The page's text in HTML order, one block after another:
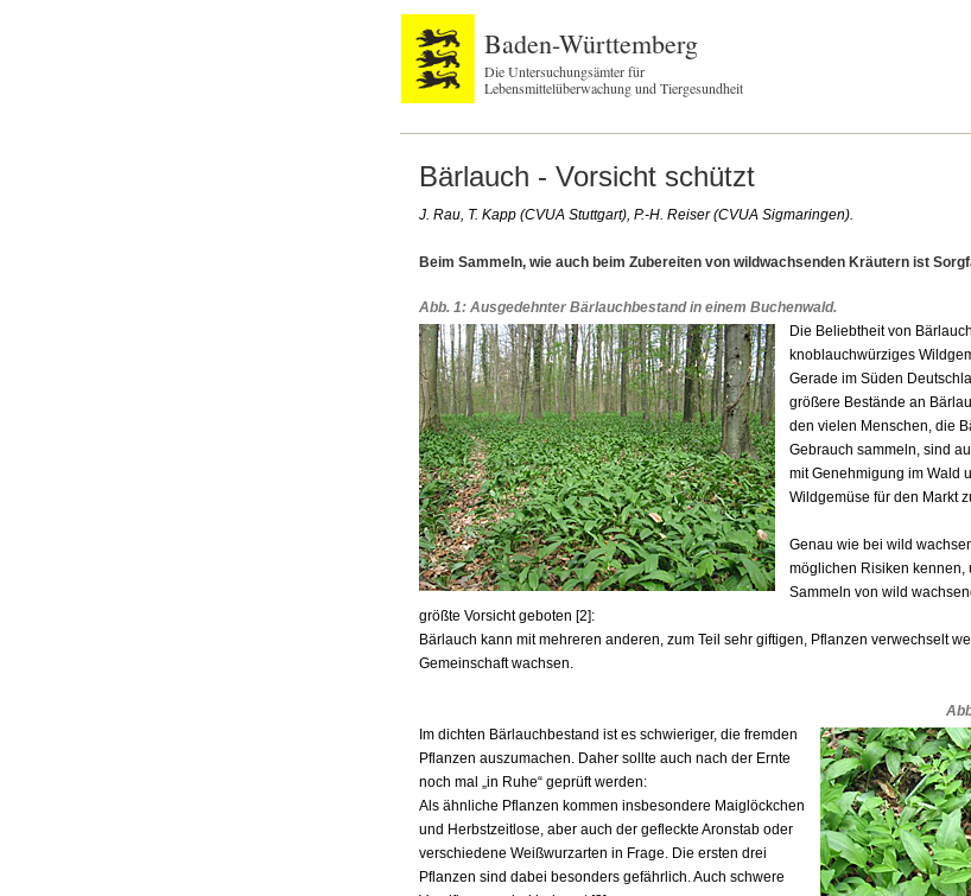
Baden-Württemberg
Die Untersuchungsämter für
Lebensmittelüberwachung und Tiergesundheit
Bärlauch - Vorsicht schützt
J. Rau, T. Kapp (CVUA Stuttgart), P.-H. Reiser (CVUA Sigmaringen).
Beim Sammeln, wie auch beim Zubereiten von wildwachsenden Kräutern ist
Abb. 1: Ausgedehnter Bärlauchbestand in einem Buchenwald.
Die Beliebtheit von
knoblauchwürziges
Gerade im Süden
größere Bestände an
den vielen Menschen, die
Gebrauch sammeln, sind
mit Genehmigung im Wald
Wildgemüse für den Markt
Genau wie bei wild
möglichen Risiken kennen,
Sammeln von wild
größte Vorsicht geboten [2]:
Bärlauch kann mit mehreren anderen, zum Teil sehr giftigen, Pflanzen verwechselt
Gemeinschaft wachsen.
Im dichten Bärlauchbestand ist es schwieriger, die fremden
Pflanzen auszumachen. Daher sollte auch nach der Ernte
noch mal „in Ruhe“ geprüft werden:
Als ähnliche Pflanzen kommen insbesondere Maiglöckchen
und Herbstzeitlose, aber auch der gefleckte Aronstab oder
verschiedene Weißwurzarten in Frage. Die ersten drei
Pflanzen sind dabei besonders gefährlich. Auch schwere